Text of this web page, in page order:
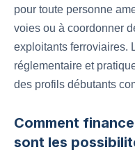
pour toute personne
voies ou à coordonner
exploitants ferroviaires.
réglementaire et
des profils débutants
Comment
sont les